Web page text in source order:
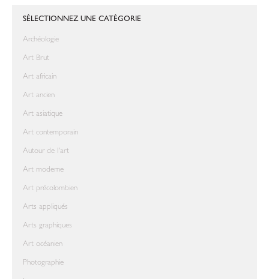
SÉLECTIONNEZ UNE CATÉGORIE
Archéologie
Art Brut
Art africain
Art ancien
Art asiatique
Art contemporain
Autour de l'art
Art moderne
Art précolombien
Arts appliqués
Arts graphiques
Art océanien
Photographie